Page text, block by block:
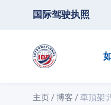
国际驾驶执照
主页 /博客 /車頂架: